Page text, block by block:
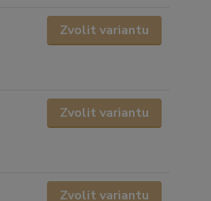
Zvolit variantu
Zvolit variantu
Zvolit variantu